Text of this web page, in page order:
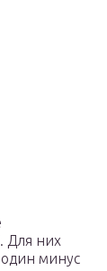
Для них
минус